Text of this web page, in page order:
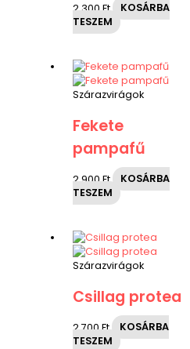
2,300Ft
KOSÁRBA
TESZEM
Szárazvirágok
Fekete
pampafű
2,900Ft
KOSÁRBA
TESZEM
Szárazvirágok
Csillag protea
2,700Ft
KOSÁRBA
TESZEM